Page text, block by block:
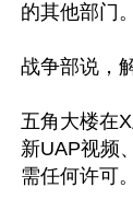
的其他部门。
战争部说，
五角大楼在
新UAP视频
需任何许可